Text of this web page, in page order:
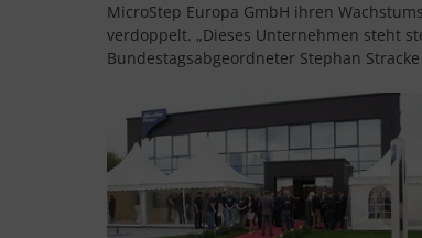
MicroStep Europa GmbH ihren
verdoppelt. „Dieses Unternehmen steht
Bundestagsabgeordneter Stephan